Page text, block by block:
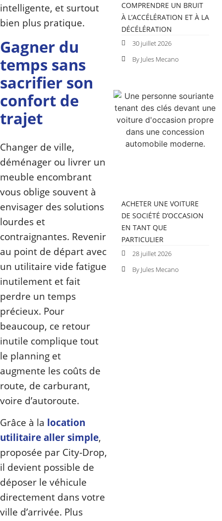
intelligente, et surtout
bien plus pratique.
Gagner du
temps sans
sacrifier son
confort de
trajet
Changer de ville,
déménager ou livrer un
meuble encombrant
vous oblige souvent à
envisager des solutions
lourdes et
contraignantes. Revenir
au point de départ avec
un utilitaire vide fatigue
inutilement et fait
perdre un temps
précieux. Pour
beaucoup, ce retour
inutile complique tout
le planning et
augmente les coûts de
route, de carburant,
voire d’autoroute.
Grâce à la location
utilitaire aller simple,
proposée par City‑Drop,
il devient possible de
déposer le véhicule
directement dans votre
ville d’arrivée. Plus
COMPRENDRE UN BRUIT
À L’ACCÉLÉRATION ET À LA
DÉCÉLÉRATION
30 juillet 2026
By Jules Mecano
ACHETER UNE VOITURE
DE SOCIÉTÉ D’OCCASION
EN TANT QUE
PARTICULIER
28 juillet 2026
By Jules Mecano